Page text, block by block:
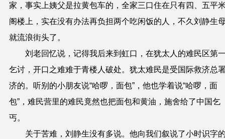
家，事实上姨父是拉黄包车的，全家三口住在只有四、五平
阁楼上，实在没有办法再负担两个吃闲饭的人，不久刘静生
就流浪街头了。
刘老回忆说，记得我后来到虹口，在犹太人的难民区第
乞讨，开口之难难于青楼人破处。犹太难民是受国际救济总
济的。听别的小朋友说“哈啰，面包”，他也学着说“哈啰，面
包”，难民营里的难民竟然也把面包和黄油，施舍给了中国乞
丐。
关于苦难，刘静生没有多说。他向我们叙说了小时识字